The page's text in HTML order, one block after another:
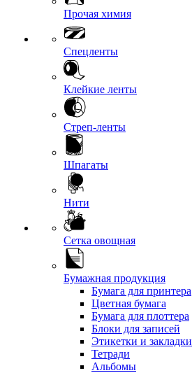
Прочая химия
Спецленты
Клейкие ленты
Стреп-ленты
Шпагаты
Нити
Сетка овощная
Бумажная продукция
Бумага для принтера
Цветная бумага
Бумага для плоттера
Блоки для записей
Этикетки и закладки
Тетради
Альбомы